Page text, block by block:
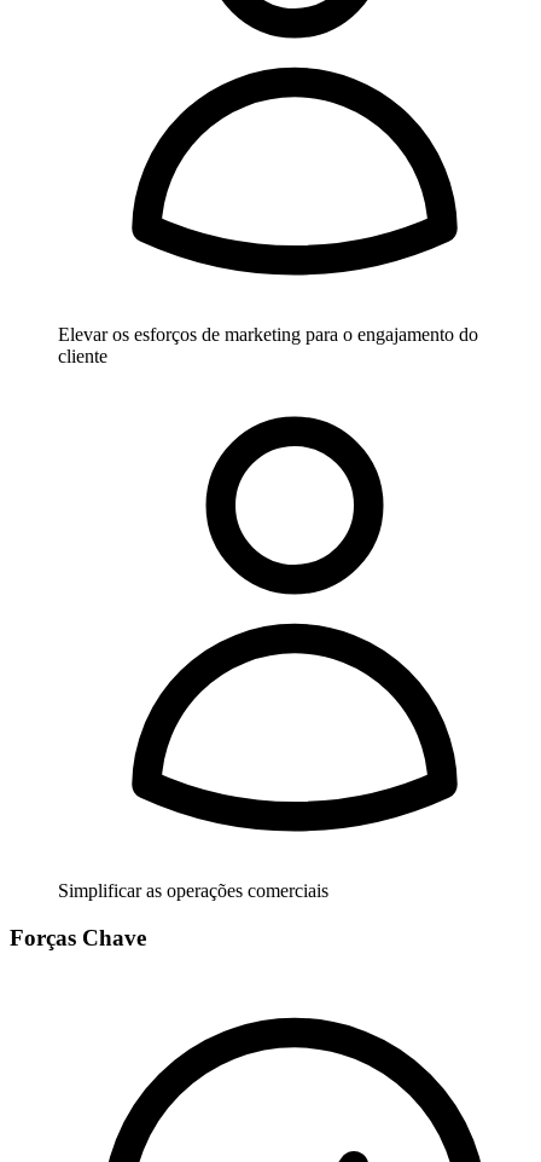
Elevar os esforços de marketing para o engajamento do
cliente
Simplificar as operações comerciais
Forças Chave